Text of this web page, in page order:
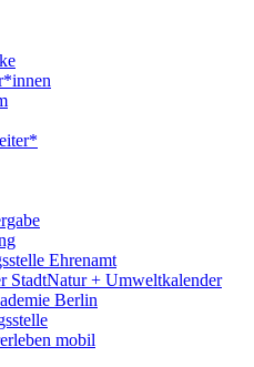
Ehrenamt
StadtNatur + Umweltkalender
Berlin
mobil